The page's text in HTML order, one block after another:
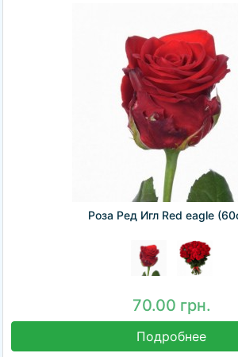
Роза Ред Игл Red eagle
70.00 грн.
Подробнее